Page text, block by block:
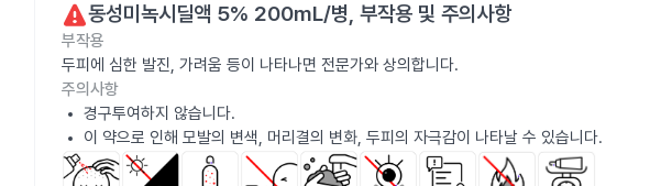
동성미녹시딜액 5% 200mL/병, 부작용 및 주의사항
부작용
두피에 심한 발진, 가려움 등이 나타나면 전문가와 상의합니다.
주의사항
경구투여하지 않습니다.
이 약으로 인해 모발의 변색, 머리결의 변화, 두피의 자극감이 나타날 수 있습니다.